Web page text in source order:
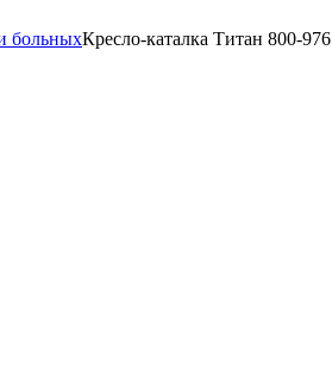
больныхКресло-каталка Титан 800-976